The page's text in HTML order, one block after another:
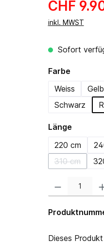
CHF
inkl. MWST
Sofort
Farbe
Weiss
Gelb
Schwarz
Länge
220 cm
310 cm
(Diese
Dieses